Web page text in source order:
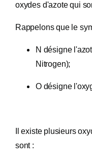
oxydes d'azote qui
Rappelons que le
N désigne
Nitrogen);
O désigne
Il existe plusieurs
sont :